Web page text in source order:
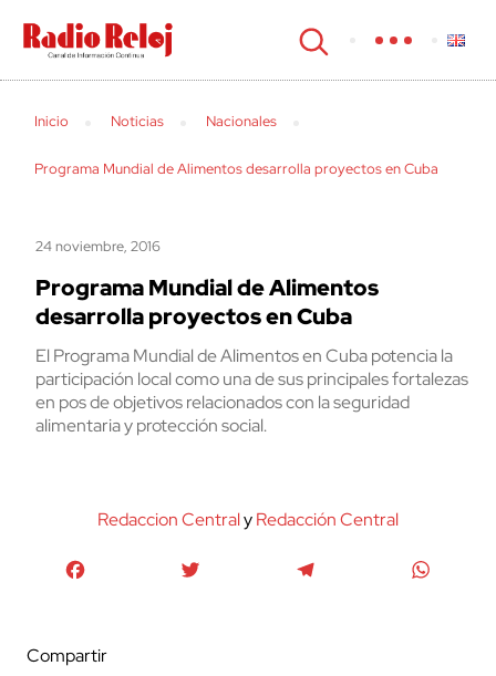
cerrar
Inicio Noticias Nacionales
Programa Mundial de Alimentos desarrolla proyectos en Cuba
24 noviembre, 2016
Programa Mundial de Alimentos
desarrolla proyectos en Cuba
El Programa Mundial de Alimentos en Cuba potencia la
participación local como una de sus principales fortalezas
en pos de objetivos relacionados con la seguridad
alimentaria y protección social.
Redaccion CentralyRedacción Central
Compartir